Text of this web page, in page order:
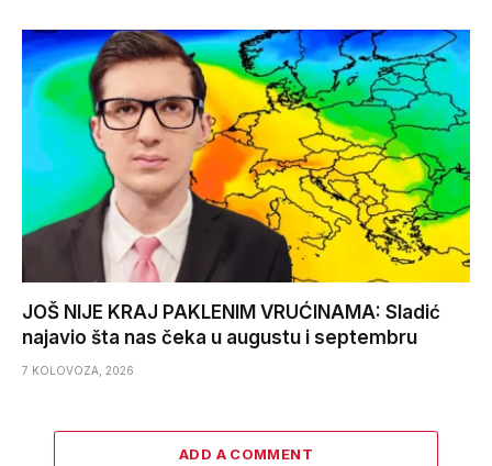
JOŠ NIJE KRAJ PAKLENIM VRUĆINAMA: Sladić
najavio šta nas čeka u augustu i septembru
7 KOLOVOZA, 2026
ADD A COMMENT